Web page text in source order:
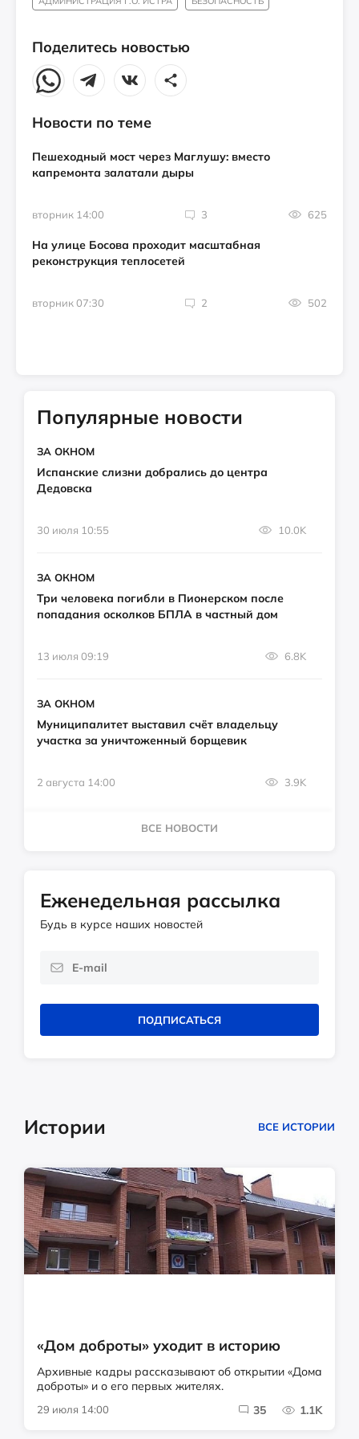
Поделитесь новостью
Новости по теме
Пешеходный мост через Маглушу: вместо
капремонта залатали дыры
вторник 14:00 3 625
На улице Босова проходит масштабная
реконструкция теплосетей
вторник 07:30 2 502
Популярные новости
ЗА ОКНОМ
Испанские слизни добрались до центра
Дедовска
30 июля 10:55 10.0K
ЗА ОКНОМ
Три человека погибли в Пионерском после
попадания осколков БПЛА в частный дом
13 июля 09:19 6.8K
ЗА ОКНОМ
Муниципалитет выставил счёт владельцу
участка за уничтоженный борщевик
2 августа 14:00 3.9K
ВСЕ НОВОСТИ
Еженедельная рассылка
Будь в курсе наших новостей
ПОДПИСАТЬСЯ
Истории ВСЕ ИСТОРИИ
«Дом доброты» уходит в историю
Архивные кадры рассказывают об открытии «Дома
доброты» и о его первых жителях.
29 июля 14:00 35 1.1K